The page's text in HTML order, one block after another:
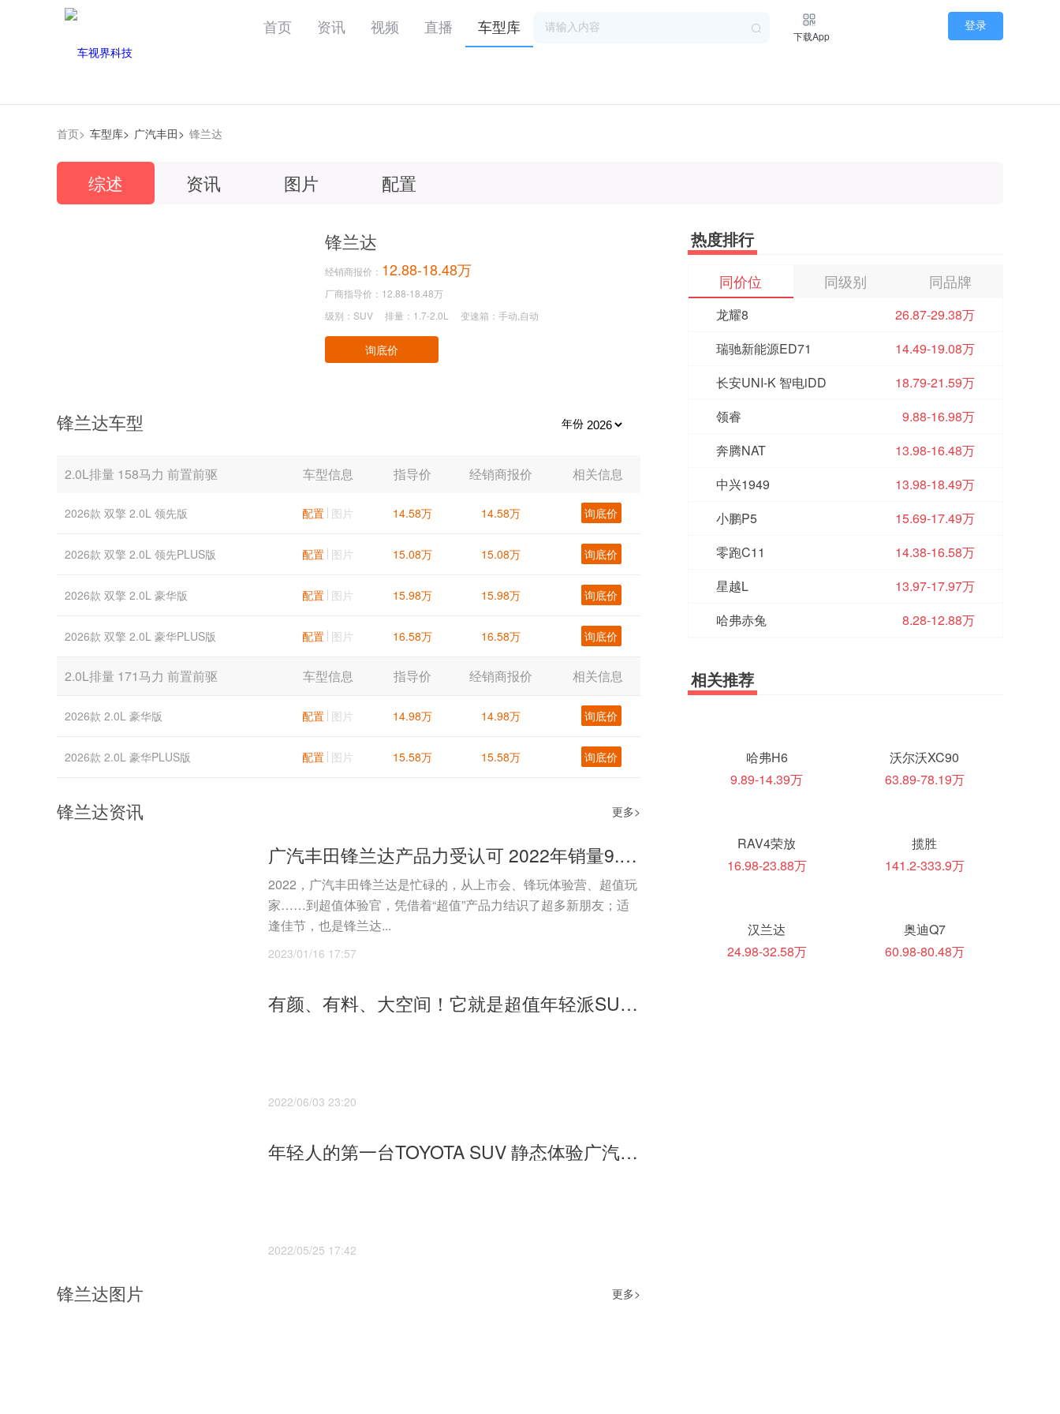
登录
首页 资讯 视频 直播 车型库 下载App
首页> 车型库> 广汽丰田> 锋兰达
综述 资讯 图片 配置
锋兰达
经销商报价： 12.88-18.48万
厂商指导价：12.88-18.48万
级别：SUV
排量：1.7-2.0L 变速箱：手动,自动
询底价
锋兰达车型 年份
2.0L排量 158马力 前置前驱 车型信息 指导价 经销商报价 相关信息
2026款 双擎 2.0L 领先版 配置 图片 14.58万 14.58万 询底价
2026款 双擎 2.0L 领先PLUS版 配置 图片 15.08万 15.08万 询底价
2026款 双擎 2.0L 豪华版 配置 图片 15.98万 15.98万 询底价
2026款 双擎 2.0L 豪华PLUS版 配置 图片 16.58万 16.58万 询底价
2.0L排量 171马力 前置前驱 车型信息 指导价 经销商报价 相关信息
2026款 2.0L 豪华版 配置 图片 14.98万 14.98万 询底价
2026款 2.0L 豪华PLUS版 配置 图片 15.58万 15.58万 询底价
锋兰达资讯 更多>
广汽丰田锋兰达产品力受认可 2022年销量9.93万辆
2022，广汽丰田锋兰达是忙碌的，从上市会、锋玩体验营、超值玩
家……到超值体验官，凭借着“超值”产品力结识了超多新朋友；适
逢佳节，也是锋兰达...
2023/01/16 17:57
有颜、有料、大空间！它就是超值年轻派SUV首选—锋兰达
2022/06/03 23:20
年轻人的第一台TOYOTA SUV 静态体验广汽丰田锋兰达
2022/05/25 17:42
锋兰达图片 更多>
热度排行
同价位 同级别 同品牌
龙耀8
26.87-29.38万
瑞驰新能源ED71
14.49-19.08万
长安UNI-K 智电iDD
18.79-21.59万
领睿
9.88-16.98万
奔腾NAT
13.98-16.48万
中兴1949
13.98-18.49万
小鹏P5
15.69-17.49万
零跑C11
14.38-16.58万
星越L
13.97-17.97万
哈弗赤兔
8.28-12.88万
相关推荐
哈弗H6
9.89-14.39万
沃尔沃XC90
63.89-78.19万
RAV4荣放
16.98-23.88万
揽胜
141.2-333.9万
汉兰达
24.98-32.58万
奥迪Q7
60.98-80.48万